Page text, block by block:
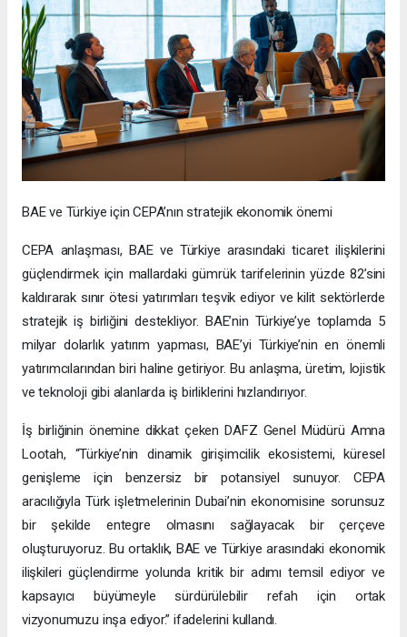
BAE ve Türkiye için CEPA’nın stratejik ekonomik önemi
CEPA anlaşması, BAE ve Türkiye arasındaki ticaret ilişkilerini
güçlendirmek için mallardaki gümrük tarifelerinin yüzde 82’sini
kaldırarak sınır ötesi yatırımları teşvik ediyor ve kilit sektörlerde
stratejik iş birliğini destekliyor. BAE’nin Türkiye’ye toplamda 5
milyar dolarlık yatırım yapması, BAE’yi Türkiye’nin en önemli
yatırımcılarından biri haline getiriyor. Bu anlaşma, üretim, lojistik
ve teknoloji gibi alanlarda iş birliklerini hızlandırıyor.
İş birliğinin önemine dikkat çeken DAFZ Genel Müdürü Amna
Lootah, “Türkiye’nin dinamik girişimcilik ekosistemi, küresel
genişleme için benzersiz bir potansiyel sunuyor. CEPA
aracılığıyla Türk işletmelerinin Dubai’nin ekonomisine sorunsuz
bir şekilde entegre olmasını sağlayacak bir çerçeve
oluşturuyoruz. Bu ortaklık, BAE ve Türkiye arasındaki ekonomik
ilişkileri güçlendirme yolunda kritik bir adımı temsil ediyor ve
kapsayıcı büyümeyle sürdürülebilir refah için ortak
vizyonumuzu inşa ediyor.” ifadelerini kullandı.